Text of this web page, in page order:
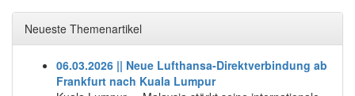
Neueste Themenartikel
06.03.2026 || Neue Lufthansa-Direktverbindung ab
Frankfurt nach Kuala Lumpur